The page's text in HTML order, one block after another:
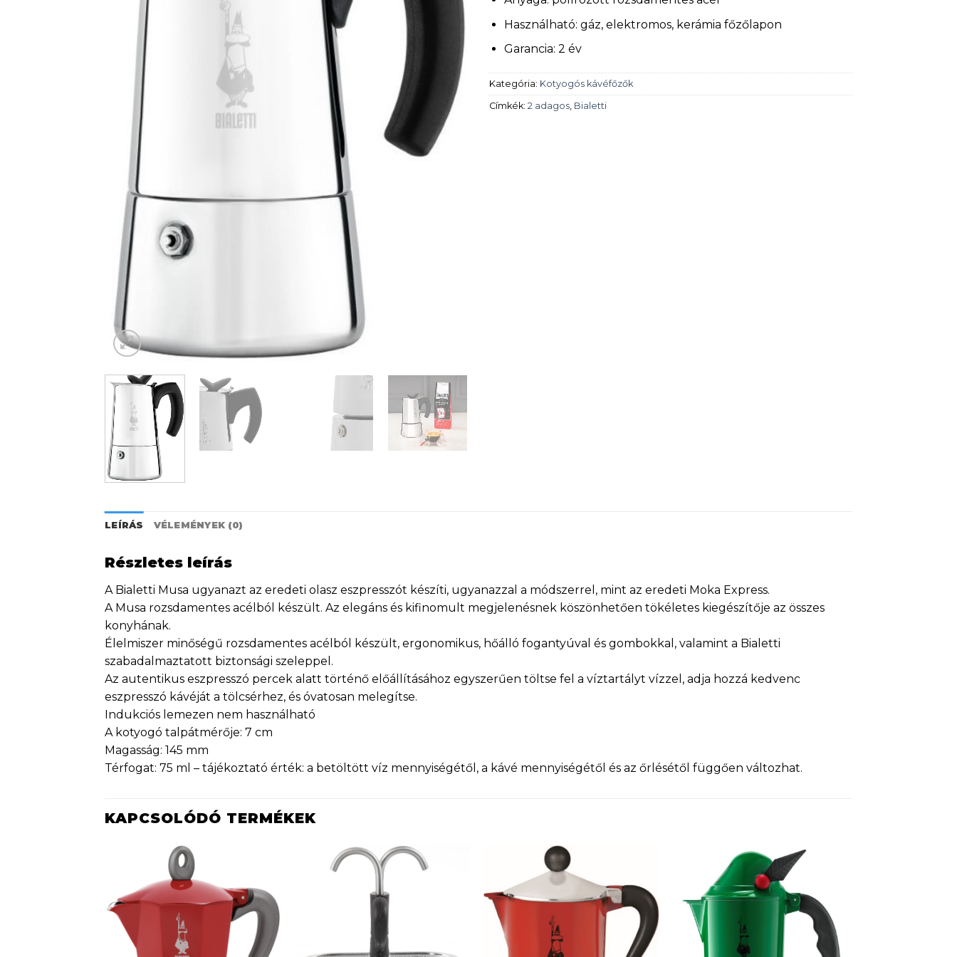
Használható: gáz, elektromos, kerámia főzőlapon
Garancia: 2 év
Kategória: Kotyogós kávéfőzők
Címkék: 2 adagos, Bialetti
LEÍRÁS VÉLEMÉNYEK (0)
Részletes leírás
A Bialetti Musa ugyanazt az eredeti olasz eszpresszót készíti, ugyanazzal a módszerrel, mint az eredeti Moka Express.
A Musa rozsdamentes acélból készült. Az elegáns és kifinomult megjelenésnek köszönhetően tökéletes kiegészítője az összes
konyhának.
Élelmiszer minőségű rozsdamentes acélból készült, ergonomikus, hőálló fogantyúval és gombokkal, valamint a Bialetti
szabadalmaztatott biztonsági szeleppel.
Az autentikus eszpresszó percek alatt történő előállításához egyszerűen töltse fel a víztartályt vízzel, adja hozzá kedvenc
eszpresszó kávéját a tölcsérhez, és óvatosan melegítse.
Indukciós lemezen nem használható
A kotyogó talpátmérője: 7 cm
Magasság: 145 mm
Térfogat: 75 ml – tájékoztató érték: a betöltött víz mennyiségétől, a kávé mennyiségétől és az őrlésétől függően változhat.
KAPCSOLÓDÓ TERMÉKEK